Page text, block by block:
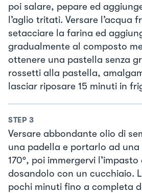
poi salare, pepare ed
l’aglio tritati. Versare l’acqua
setacciare la farina ed
gradualmente al composto
ottenere una pastella senza
rossetti alla pastella,
lasciar riposare 15 minuti in
STEP 3
Versare abbondante olio di
una padella e portarlo ad
170°, poi immergervi
dosandolo con un cucchiaio.
pochi minuti fino a completa